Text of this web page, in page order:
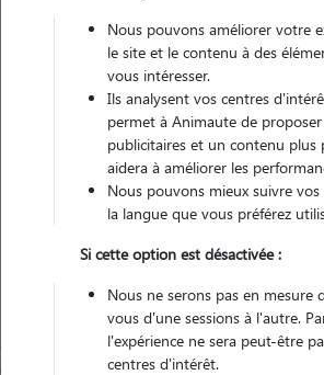
Véhiculé
Contacter
L'envoi d'une demande est sans
Nous pouvons améliorer votre
le site et le contenu à des
vous intéresser.
Ils analysent vos centres
permet à Animaute de
publicitaires et un contenu plus
aidera à améliorer les
Nous pouvons mieux suivre
la langue que vous préférez
Si cette option est désactivée :
Nous ne serons pas en mesure
vous d'une sessions à l'autre.
l'expérience ne sera peut-être
centres d'intérêt.